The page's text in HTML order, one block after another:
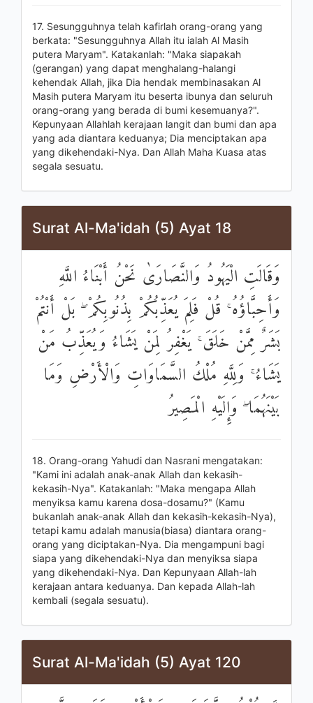
17. Sesungguhnya telah kafirlah orang-orang yang
berkata: "Sesungguhnya Allah itu ialah Al Masih
putera Maryam". Katakanlah: "Maka siapakah
(gerangan) yang dapat menghalang-halangi
kehendak Allah, jika Dia hendak membinasakan Al
Masih putera Maryam itu beserta ibunya dan seluruh
orang-orang yang berada di bumi kesemuanya?".
Kepunyaan Allahlah kerajaan langit dan bumi dan apa
yang ada diantara keduanya; Dia menciptakan apa
yang dikehendaki-Nya. Dan Allah Maha Kuasa atas
segala sesuatu.
Surat Al-Ma'idah (5) Ayat 18
وَقَالَتِ الْيَهُودُ وَالنَّصَارَىٰ نَحْنُ أَبْنَاءُ اللَّهِ
وَأَحِبَّاؤُهُ ۚ قُلْ فَلِمَ يُعَذِّبُكُمْ بِذُنُوبِكُمْ ۖ بَلْ أَنْتُمْ
بَشَرٌ مِمَّنْ خَلَقَ ۚ يَغْفِرُ لِمَنْ يَشَاءُ وَيُعَذِّبُ مَنْ
يَشَاءُ ۚ وَلِلَّهِ مُلْكُ السَّمَاوَاتِ وَالْأَرْضِ وَمَا
بَيْنَهُمَا ۖ وَإِلَيْهِ الْمَصِيرُ
18. Orang-orang Yahudi dan Nasrani mengatakan:
"Kami ini adalah anak-anak Allah dan kekasih-
kekasih-Nya". Katakanlah: "Maka mengapa Allah
menyiksa kamu karena dosa-dosamu?" (Kamu
bukanlah anak-anak Allah dan kekasih-kekasih-Nya),
tetapi kamu adalah manusia(biasa) diantara orang-
orang yang diciptakan-Nya. Dia mengampuni bagi
siapa yang dikehendaki-Nya dan menyiksa siapa
yang dikehendaki-Nya. Dan Kepunyaan Allah-lah
kerajaan antara keduanya. Dan kepada Allah-lah
kembali (segala sesuatu).
Surat Al-Ma'idah (5) Ayat 120